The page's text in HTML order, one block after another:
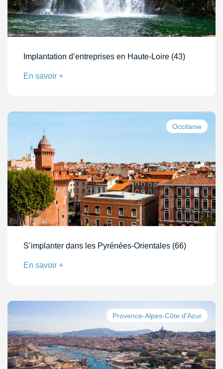
Implantation d’entreprises en Haute-Loire (43)
En savoir +
Occitanie
S’implanter dans les Pyrénées-Orientales (66)
En savoir +
Provence-Alpes-Côte d'Azur